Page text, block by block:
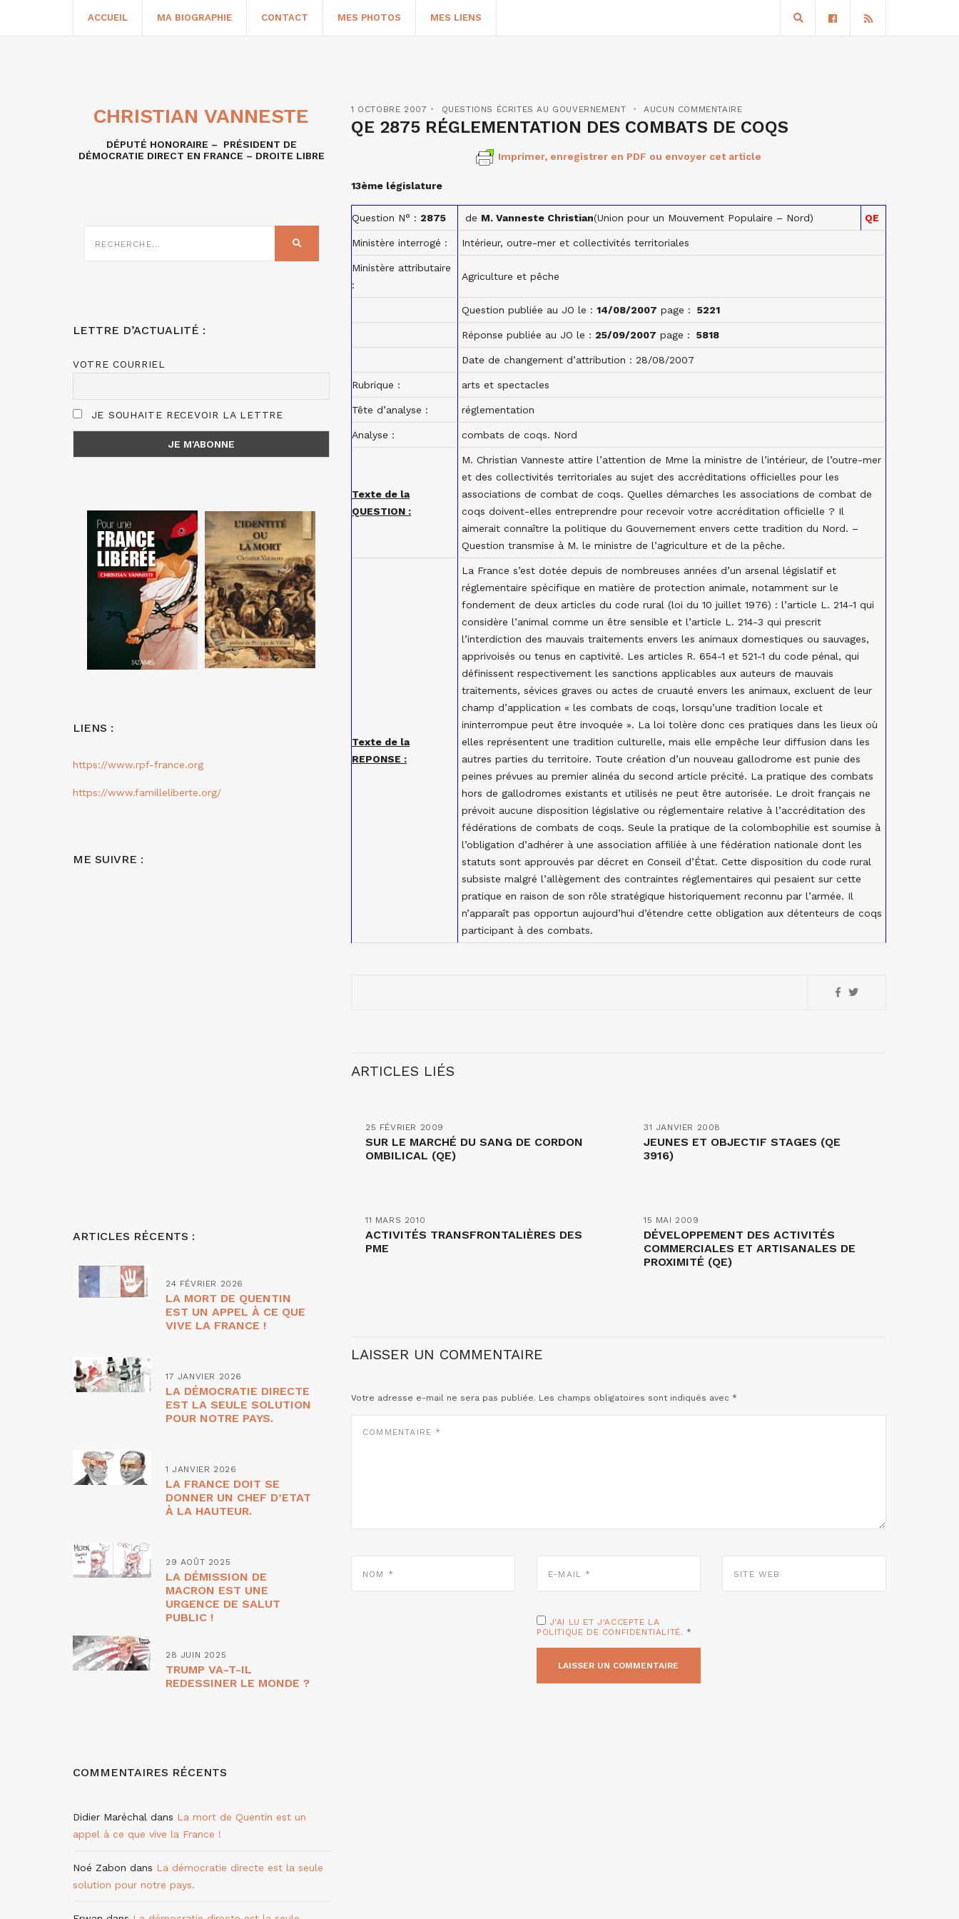
ACCUEIL MA BIOGRAPHIE CONTACT MES PHOTOS MES LIENS
1 OCTOBRE 2007 QUESTIONS ÉCRITES AU GOUVERNEMENT AUCUN COMMENTAIRE
QE 2875 RÉGLEMENTATION DES COMBATS DE COQS
Imprimer, enregistrer en PDF ou envoyer cet article
13ème législature
Question N° : 2875 de M. Vanneste Christian(Union pour un Mouvement Populaire – Nord) QE
Ministère interrogé : Intérieur, outre-mer et collectivités territoriales
Ministère attributaire
:
Agriculture et pêche
Question publiée au JO le : 14/08/2007 page : 5221
Réponse publiée au JO le : 25/09/2007 page : 5818
Date de changement d’attribution : 28/08/2007
Rubrique : arts et spectacles
Tête d’analyse : réglementation
Analyse : combats de coqs. Nord
Texte de la
QUESTION :
M. Christian Vanneste attire l’attention de Mme la ministre de l’intérieur, de l’outre-mer
et des collectivités territoriales au sujet des accréditations officielles pour les
associations de combat de coqs. Quelles démarches les associations de combat de
coqs doivent-elles entreprendre pour recevoir votre accréditation officielle ? Il
aimerait connaître la politique du Gouvernement envers cette tradition du Nord. –
Question transmise à M. le ministre de l’agriculture et de la pêche.
Texte de la
REPONSE :
La France s’est dotée depuis de nombreuses années d’un arsenal législatif et
réglementaire spécifique en matière de protection animale, notamment sur le
fondement de deux articles du code rural (loi du 10 juillet 1976) : l’article L. 214-1 qui
considère l’animal comme un être sensible et l’article L. 214-3 qui prescrit
l’interdiction des mauvais traitements envers les animaux domestiques ou sauvages,
apprivoisés ou tenus en captivité. Les articles R. 654-1 et 521-1 du code pénal, qui
définissent respectivement les sanctions applicables aux auteurs de mauvais
traitements, sévices graves ou actes de cruauté envers les animaux, excluent de leur
champ d’application « les combats de coqs, lorsqu’une tradition locale et
ininterrompue peut être invoquée ». La loi tolère donc ces pratiques dans les lieux où
elles représentent une tradition culturelle, mais elle empêche leur diffusion dans les
autres parties du territoire. Toute création d’un nouveau gallodrome est punie des
peines prévues au premier alinéa du second article précité. La pratique des combats
hors de gallodromes existants et utilisés ne peut être autorisée. Le droit français ne
prévoit aucune disposition législative ou réglementaire relative à l’accréditation des
fédérations de combats de coqs. Seule la pratique de la colombophilie est soumise à
l’obligation d’adhérer à une association affiliée à une fédération nationale dont les
statuts sont approuvés par décret en Conseil d’État. Cette disposition du code rural
subsiste malgré l’allègement des contraintes réglementaires qui pesaient sur cette
pratique en raison de son rôle stratégique historiquement reconnu par l’armée. Il
n’apparaît pas opportun aujourd’hui d’étendre cette obligation aux détenteurs de coqs
participant à des combats.
ARTICLES LIÉS
25 FÉVRIER 2009
SUR LE MARCHÉ DU SANG DE CORDON
OMBILICAL (QE)
31 JANVIER 2008
JEUNES ET OBJECTIF STAGES (QE
3916)
11 MARS 2010
ACTIVITÉS TRANSFRONTALIÈRES DES
PME
15 MAI 2009
DÉVELOPPEMENT DES ACTIVITÉS
COMMERCIALES ET ARTISANALES DE
PROXIMITÉ (QE)
LAISSER UN COMMENTAIRE
Votre adresse e-mail ne sera pas publiée. Les champs obligatoires sont indiqués avec *
MAIL
WEB
J'AI LU ET J'ACCEPTE LA
POLITIQUE DE CONFIDENTIALITÉ. *
CHRISTIAN VANNESTE
DÉPUTÉ HONORAIRE – PRÉSIDENT DE
DÉMOCRATIE DIRECT EN FRANCE – DROITE LIBRE
SUR
RECHERCHER
LETTRE D’ACTUALITÉ :
VOTRE COURRIEL
JE SOUHAITE RECEVOIR LA LETTRE
LIENS :
https://www.rpf-france.org
https://www.familleliberte.org/
ME SUIVRE :
ARTICLES RÉCENTS :
24 FÉVRIER 2026
LA MORT DE QUENTIN
EST UN APPEL À CE QUE
VIVE LA FRANCE !
17 JANVIER 2026
LA DÉMOCRATIE DIRECTE
EST LA SEULE SOLUTION
POUR NOTRE PAYS.
1 JANVIER 2026
LA FRANCE DOIT SE
DONNER UN CHEF D’ETAT
À LA HAUTEUR.
29 AOÛT 2025
LA DÉMISSION DE
MACRON EST UNE
URGENCE DE SALUT
PUBLIC !
28 JUIN 2025
TRUMP VA-T-IL
REDESSINER LE MONDE ?
COMMENTAIRES RÉCENTS
Didier Maréchal dans La mort de Quentin est un
appel à ce que vive la France !
Noé Zabon dans La démocratie directe est la seule
solution pour notre pays.